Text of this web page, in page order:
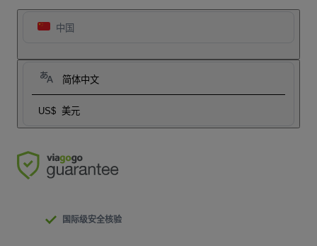
中国
简体中文
US$ 美元
国际级安全核验